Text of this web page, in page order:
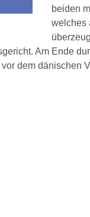
beiden
welches
Am Ende
dem dänischen